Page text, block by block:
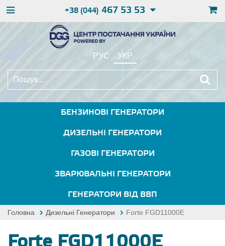
+38 (044) 467 53 53
РУС УКР
БЕНЗИНОВІ ГЕНЕРАТОРИ
ДИЗЕЛЬНІ ГЕНЕРАТОРИ
ГАЗОВІ ГЕНЕРАТОРИ
ЗВАРЮВАЛЬНІ ГЕНЕРАТОРИ
ГЕНЕРАТОРИ ВІД ВВП
Головна Дизельні Генератори Forte FGD11000E